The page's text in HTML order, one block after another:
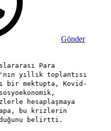
Gönder
Para
yıllık toplantısı
bir mektupta, Kovid-
hesaplaşmaya
bu krizlerin
belirtti.